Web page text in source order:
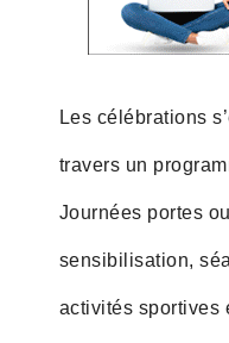
Les célébrations
travers un
Journées portes
sensibilisation,
activités sportives